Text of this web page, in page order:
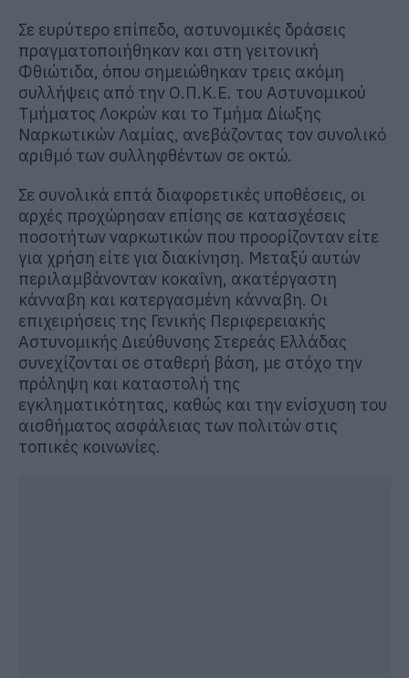
Σε ευρύτερο επίπεδο, αστυνομικές δράσεις
πραγματοποιήθηκαν και στη γειτονική
Φθιώτιδα, όπου σημειώθηκαν τρεις ακόμη
συλλήψεις από την Ο.Π.Κ.Ε. του Αστυνομικού
Τμήματος Λοκρών και το Τμήμα Δίωξης
Ναρκωτικών Λαμίας, ανεβάζοντας τον συνολικό
αριθμό των συλληφθέντων σε οκτώ.
Σε συνολικά επτά διαφορετικές υποθέσεις, οι
αρχές προχώρησαν επίσης σε κατασχέσεις
ποσοτήτων ναρκωτικών που προορίζονταν είτε
για χρήση είτε για διακίνηση. Μεταξύ αυτών
περιλαμβάνονταν κοκαΐνη, ακατέργαστη
κάνναβη και κατεργασμένη κάνναβη. Οι
επιχειρήσεις της Γενικής Περιφερειακής
Αστυνομικής Διεύθυνσης Στερεάς Ελλάδας
συνεχίζονται σε σταθερή βάση, με στόχο την
πρόληψη και καταστολή της
εγκληματικότητας, καθώς και την ενίσχυση του
αισθήματος ασφάλειας των πολιτών στις
τοπικές κοινωνίες.